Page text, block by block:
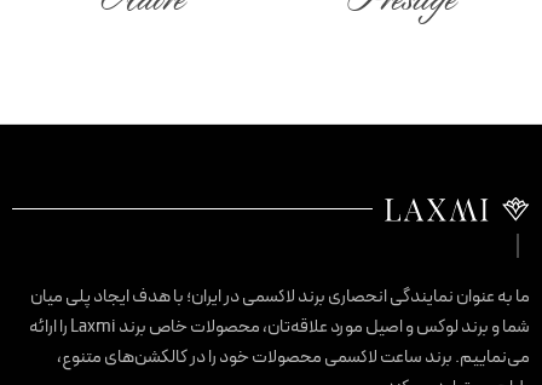
به عنوان نمایندگی انحصاری برند لاکسمی در ایران؛ با هدف ایجاد پلی میان
شما و برند لوکس و اصیل مورد علاقه‌تان، محصولات خاص برند Laxmi را ارائه
برند ساعت لاکسمی محصولات خود را در کالکشن‌های متنوع،